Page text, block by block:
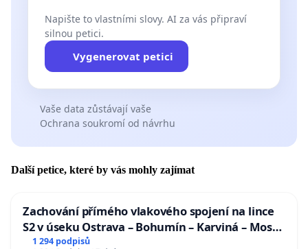
Napište to vlastními slovy. AI za vás připraví
silnou petici.
Vygenerovat petici
Vaše data zůstávají vaše
Ochrana soukromí od návrhu
Další petice, které by vás mohly zajímat
Zachování přímého vlakového spojení na lince
S2 v úseku Ostrava – Bohumín – Karviná – Mosty
u Jablunkova
1 294 podpisů